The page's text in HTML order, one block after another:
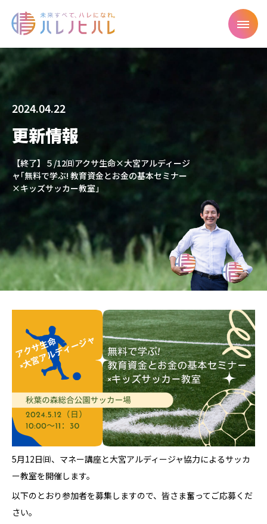
2024.04.22
更新情報
【終了】５/12㈰アクサ生命×大宮アルディージ
ャ｢無料で学ぶ! 教育資金とお金の基本セミナー
×キッズサッカー教室｣
5月12日㈰、マネー講座と大宮アルディージャ協力によるサッカ
ー教室を開催します。
以下のとおり参加者を募集しますので、皆さま奮ってご応募くだ
さい。